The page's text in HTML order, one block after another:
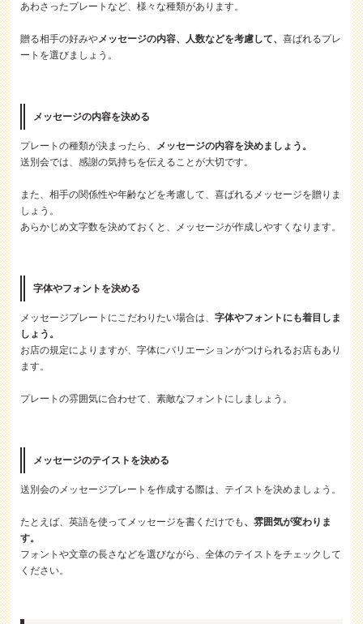
あわさったプレートなど、様々な種類があります。
贈る相手の好みやメッセージの内容、人数などを考慮して、喜ばれるプレ
ートを選びましょう。
メッセージの内容を決める
プレートの種類が決まったら、 メッセージの内容を決めましょう。
送別会では、感謝の気持ちを伝えることが大切です。
また、相手の関係性や年齢などを考慮して、喜ばれるメッセージを贈りま
しょう。
あらかじめ文字数を決めておくと、メッセージが作成しやすくなります。
字体やフォントを決める
メッセージプレートにこだわりたい場合は、字体やフォントにも着目しま
しょう。
お店の規定によりますが、字体にバリエーションがつけられるお店もあり
ます。
プレートの雰囲気に合わせて、素敵なフォントにしましょう。
メッセージのテイストを決める
送別会のメッセージプレートを作成する際は、テイストを決めましょう。
たとえば、英語を使ってメッセージを書くだけでも 、雰囲気が変わりま
す。
フォントや文章の長さなどを選びながら、全体のテイストをチェックして
ください。